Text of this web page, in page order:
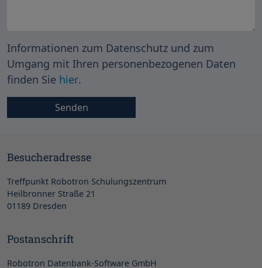
Informationen zum Datenschutz und zum
Umgang mit Ihren personenbezogenen Daten
finden Sie hier.
Besucheradresse
Treffpunkt Robotron Schulungszentrum
Heilbronner Straße 21
01189 Dresden
Postanschrift
Robotron Datenbank-Software GmbH